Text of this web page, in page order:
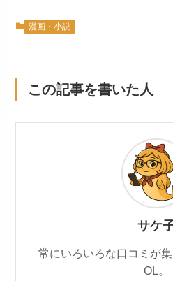
漫画・小説
この記事を書いた人
サケ
常にいろいろな口コミが
OL。